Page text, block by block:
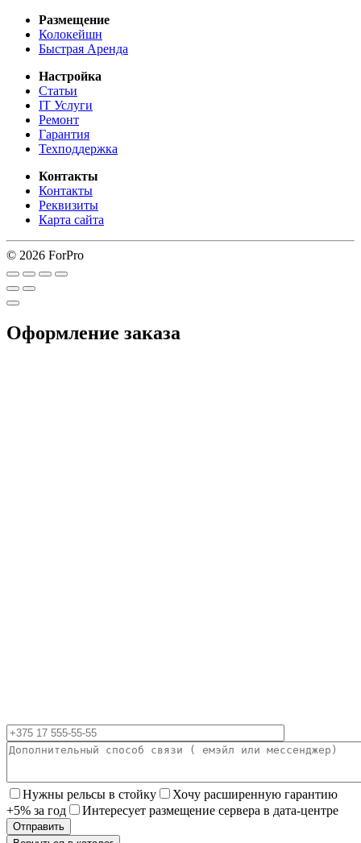
Размещение
Колокейшн
Быстрая Аренда
Настройка
Статьи
IT Услуги
Ремонт
Гарантия
Техподдержка
Контакты
Контакты
Реквизиты
Карта сайта
© 2026 ForPro
Оформление заказа
Нужны рельсы в стойку
Хочу расширенную гарантию
+5% за год
Интересует размещение сервера в дата-центре